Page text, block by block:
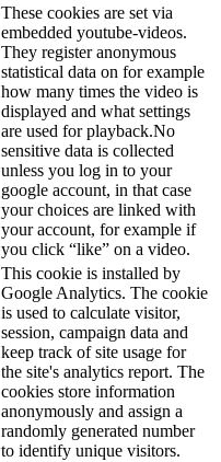
These cookies are set via
embedded youtube-videos.
They register anonymous
statistical data on for example
how many times the video is
displayed and what settings
are used for playback.No
sensitive data is collected
unless you log in to your
google account, in that case
your choices are linked with
your account, for example if
you click “like” on a video.
This cookie is installed by
Google Analytics. The cookie
is used to calculate visitor,
session, campaign data and
keep track of site usage for
the site's analytics report. The
cookies store information
anonymously and assign a
randomly generated number
to identify unique visitors.